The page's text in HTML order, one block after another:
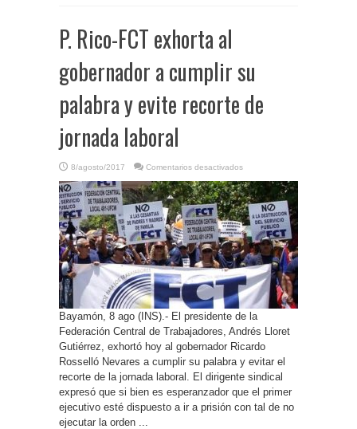
P. Rico-FCT exhorta al
gobernador a cumplir su
palabra y evite recorte de
jornada laboral
8/agosto/2017 Comentarios desactivados
Rico-
FCT
exhorta
al
gobernador
a
cumplir
su
palabra
y
evite
recorte
de
jornada
laboral
Bayamón, 8 ago (INS).- El presidente de la
Federación Central de Trabajadores, Andrés Lloret
Gutiérrez, exhortó hoy al gobernador Ricardo
Rosselló Nevares a cumplir su palabra y evitar el
recorte de la jornada laboral. El dirigente sindical
expresó que si bien es esperanzador que el primer
ejecutivo esté dispuesto a ir a prisión con tal de no
ejecutar la orden ...